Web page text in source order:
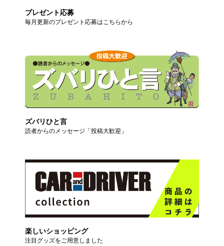
プレゼント応募
毎月更新のプレゼント応募はこちらから
ズバリひと言
読者からのメッセージ「投稿大歓迎」
楽しいショッピング
注目グッズをご用意しました